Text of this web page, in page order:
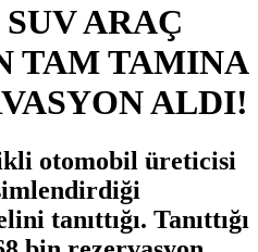
ARAÇ
TAM TAMINA
ALDI!
otomobil üreticisi
tanıttığı. Tanıttığı